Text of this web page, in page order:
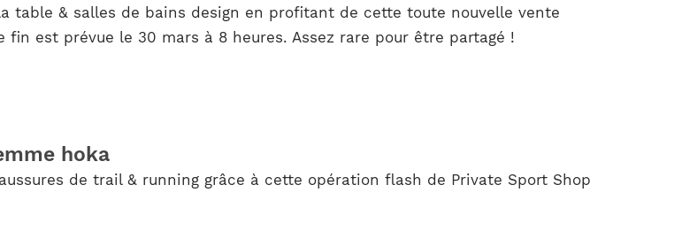
la table & salles de bains design en profitant de cette toute nouvelle vente
est prévue le 30 mars à 8 heures. Assez rare pour être partagé !
hoka
de trail & running grâce à cette opération flash de Private Sport Shop